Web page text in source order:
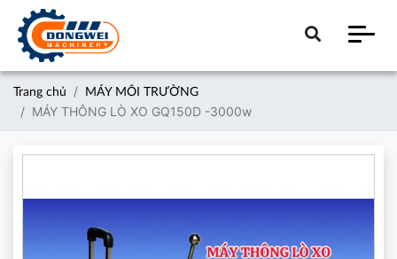
Trang chủ MÁY MÔI TRƯỜNG
MÁY THÔNG LÒ XO GQ150D -3000w